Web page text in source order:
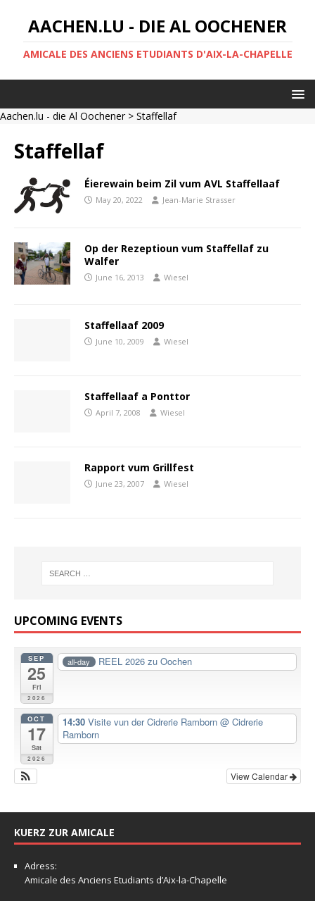
AACHEN.LU - DIE AL OOCHENER
AMICALE DES ANCIENS ETUDIANTS D'AIX-LA-CHAPELLE
Aachen.lu - die Al Oochener> Staffellaf
Staffellaf
Éierewain beim Zil vum AVL Staffellaaf
May 20, 2022 Jean-Marie Strasser
Op der Rezeptioun vum Staffellaf zu
Walfer
June 16, 2013 Wiesel
Staffellaaf 2009
June 10, 2009 Wiesel
Staffellaaf a Ponttor
April 7, 2008 Wiesel
Rapport vum Grillfest
June 23, 2007 Wiesel
UPCOMING EVENTS
SEP
25
Fri
2026
all-day REEL 2026 zu Oochen
OCT
17
Sat
2026
14:30 Visite vun der Cidrerie Ramborn @ Cidrerie
Ramborn
View Calendar
KUERZ ZUR AMICALE
Adress:
Amicale des Anciens Etudiants d’Aix-la-Chapelle